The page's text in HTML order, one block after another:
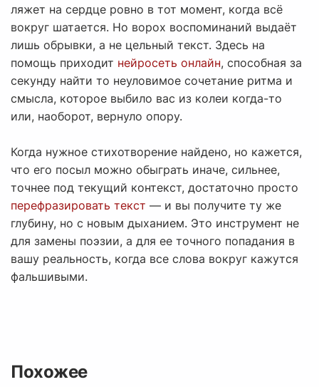
ляжет на сердце ровно в тот момент, когда всё
вокруг шатается. Но ворох воспоминаний выдаёт
лишь обрывки, а не цельный текст. Здесь на
помощь приходит нейросеть онлайн, способная за
секунду найти то неуловимое сочетание ритма и
смысла, которое выбило вас из колеи когда-то
или, наоборот, вернуло опору.
Когда нужное стихотворение найдено, но кажется,
что его посыл можно обыграть иначе, сильнее,
точнее под текущий контекст, достаточно просто
перефразировать текст — и вы получите ту же
глубину, но с новым дыханием. Это инструмент не
для замены поэзии, а для ее точного попадания в
вашу реальность, когда все слова вокруг кажутся
фальшивыми.
Похожее